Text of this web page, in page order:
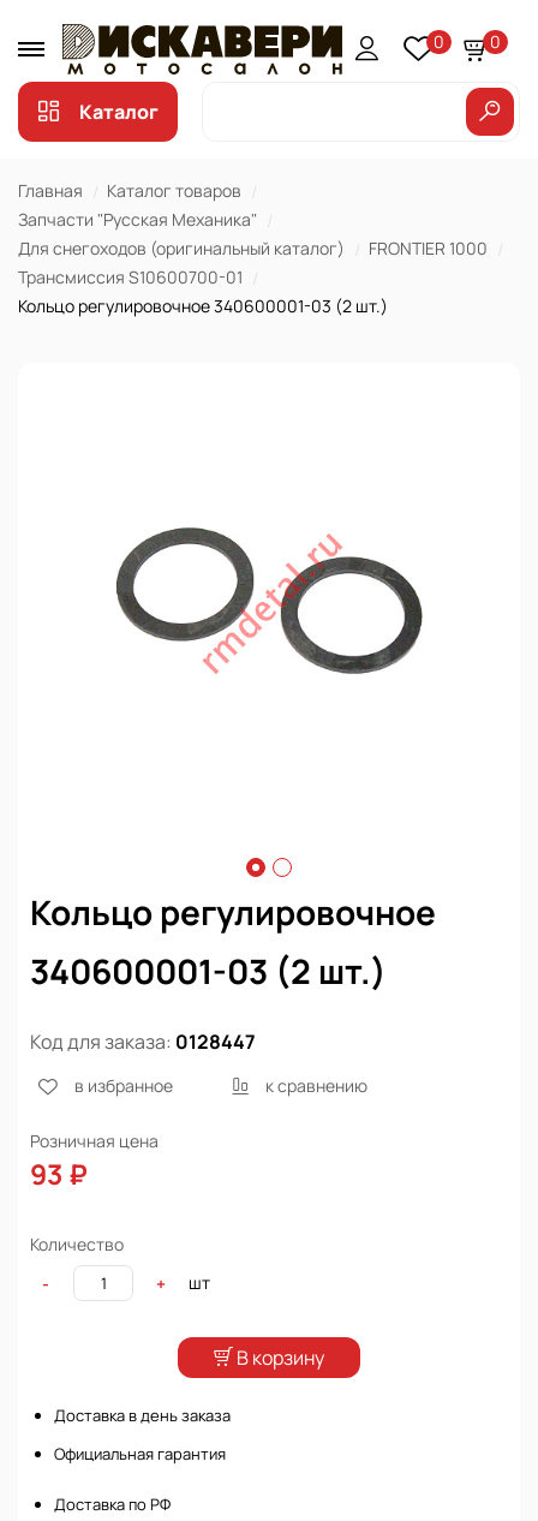
0 0
Каталог
Главная
Каталог товаров
Запчасти "Русская Механика"
Для снегоходов (оригинальный каталог)
FRONTIER 1000
Трансмиссия S10600700-01
Кольцо регулировочное 340600001-03 (2 шт.)
Кольцо регулировочное
340600001-03 (2 шт.)
Код для заказа: 0128447
в избранное к сравнению
Розничная цена
93 ₽
Количество
-
+ шт
В корзину
Доставка в день заказа
Официальная гарантия
Доставка по РФ